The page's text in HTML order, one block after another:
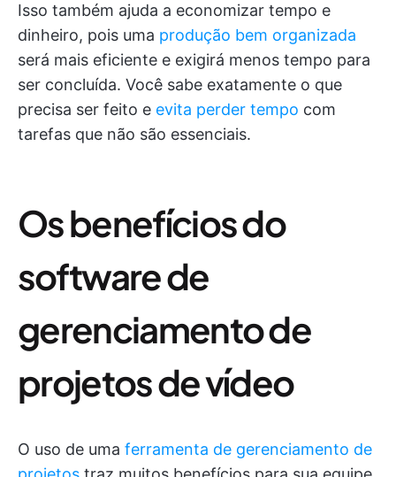
Isso também ajuda a economizar tempo e
dinheiro, pois uma produção bem organizada
será mais eficiente e exigirá menos tempo para
ser concluída. Você sabe exatamente o que
precisa ser feito e evita perder tempo com
tarefas que não são essenciais.
Os benefícios do
software de
gerenciamento de
projetos de vídeo
O uso de uma ferramenta de gerenciamento de